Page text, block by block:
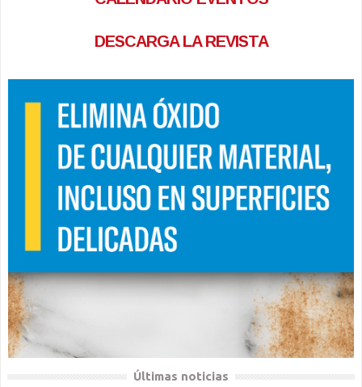
DESCARGA LA REVISTA
Últimas noticias